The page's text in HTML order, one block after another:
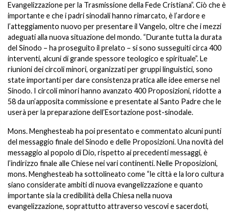
Evangelizzazione per la Trasmissione della Fede Cristiana”. Ciò che è
importante e che i padri sinodali hanno rimarcato, è l’ardore e
l’atteggiamento nuovo per presentare il Vangelo, oltre che i mezzi
adeguati alla nuova situazione del mondo. “Durante tutta la durata
del Sinodo – ha proseguito il prelato – si sono susseguiti circa 400
interventi, alcuni di grande spessore teologico e spirituale”. Le
riunioni dei circoli minori, organizzati per gruppi linguistici, sono
state importanti per dare consistenza pratica alle idee emerse nel
Sinodo. I circoli minori hanno avanzato 400 Proposizioni, ridotte a
58 da un’apposita commissione e presentate al Santo Padre che le
userà per la preparazione dell’Esortazione post-sinodale.
Mons. Menghesteab ha poi presentato e commentato alcuni punti
del messaggio finale del Sinodo e delle Proposizioni. Una novità del
messaggio al popolo di Dio, rispetto ai precedenti messaggi, è
l’indirizzo finale alle Chiese nei vari continenti. Nelle Proposizioni,
mons. Menghesteab ha sottolineato come “le città e la loro cultura
siano considerate ambiti di nuova evangelizzazione e quanto
importante sia la credibilità della Chiesa nella nuova
evangelizzazione, soprattutto attraverso vescovi e sacerdoti,